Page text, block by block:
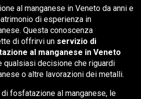
al manganese in Veneto da anni e
di esperienza in
Questa conoscenza
di offrirvi un servizio di
al manganese in Veneto
qualsiasi decisione che riguardi
o altre lavorazioni dei metalli.
fosfatazione al manganese, le